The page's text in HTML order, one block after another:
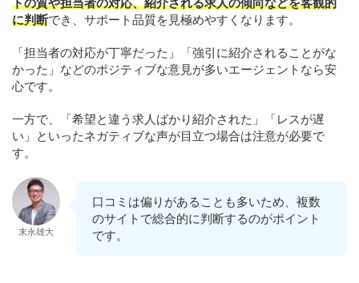
トの質や担当者の対応、紹介される求人の傾向などを客観的
に判断でき、サポート品質を見極めやすくなります。
「担当者の対応が丁寧だった」「強引に紹介されることがな
かった」などのポジティブな意見が多いエージェントなら安
心です。
一方で、「希望と違う求人ばかり紹介された」「レスが遅
い」といったネガティブな声が目立つ場合は注意が必要で
す。
末永雄大
口コミは偏りがあることも多いため、複数
のサイトで総合的に判断するのがポイント
です。